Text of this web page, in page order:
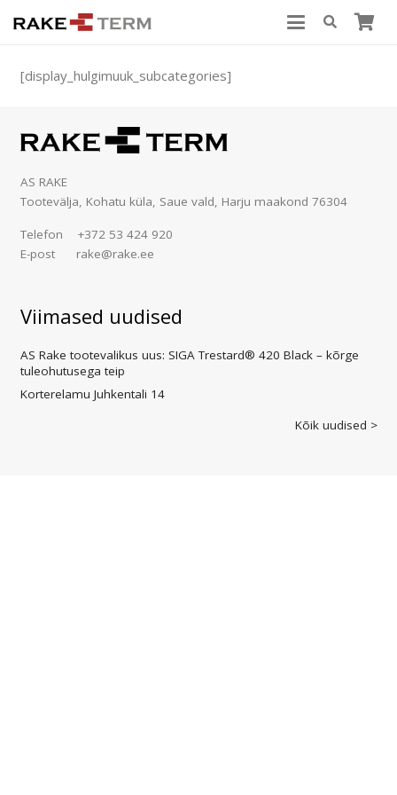
[display_hulgimuuk_subcategories]
AS RAKE
Tootevälja, Kohatu küla, Saue vald, Harju maakond 76304
Telefon +372 53 424 920
E-post rake@rake.ee
Viimased uudised
AS Rake tootevalikus uus: SIGA Trestard® 420 Black – kõrge
tuleohutusega teip
Korterelamu Juhkentali 14
Kõik uudised >